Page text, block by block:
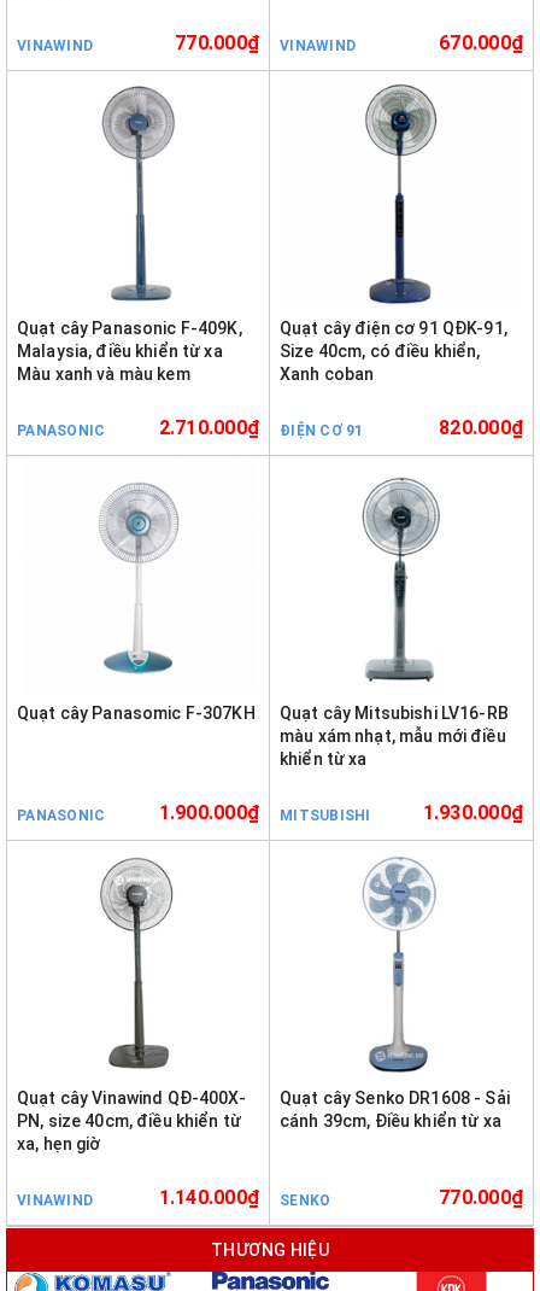
VINAWIND 770.000₫ VINAWIND 670.000₫
Quạt cây Panasonic F-409K,
Malaysia, điều khiển từ xa
Màu xanh và màu kem
PANASONIC 2.710.000₫
Quạt cây điện cơ 91 QĐK-91,
Size 40cm, có điều khiển,
Xanh coban
ĐIỆN CƠ 91 820.000₫
Quạt cây Panasomic F-307KH
PANASONIC 1.900.000₫
Quạt cây Mitsubishi LV16-RB
màu xám nhạt, mẫu mới điều
khiển từ xa
MITSUBISHI 1.930.000₫
Quạt cây Vinawind QĐ-400X-
PN, size 40cm, điều khiển từ
xa, hẹn giờ
VINAWIND 1.140.000₫
Quạt cây Senko DR1608 - Sải
cánh 39cm, Điều khiển từ xa
SENKO 770.000₫
THƯƠNG HIỆU